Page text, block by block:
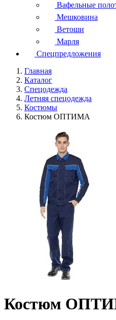
Вафельные
Мешковина
Ветоши
Марля
Спецпредложения
Главная
Каталог
Спецодежда
Летняя спецодежда
Костюмы
Костюм ОПТИМА
Костюм